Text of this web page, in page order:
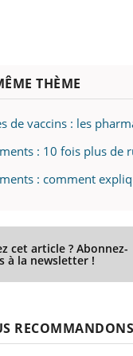
THÈME
de vaccins : les
: 10 fois plus de
: comment
cet article ? Abonnez-
à la newsletter !
RECOMMANDONS
Youtube
pour de
atteintes de
de questions, de